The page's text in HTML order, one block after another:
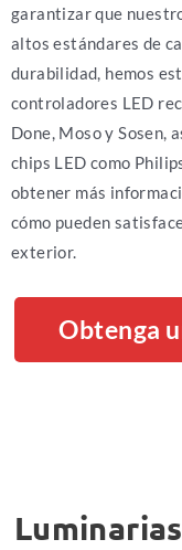
garantizar que
altos estándares de
durabilidad, hemos
controladores LED
Done, Moso y Sosen,
chips LED como
obtener más
cómo pueden
exterior.
Obtenga